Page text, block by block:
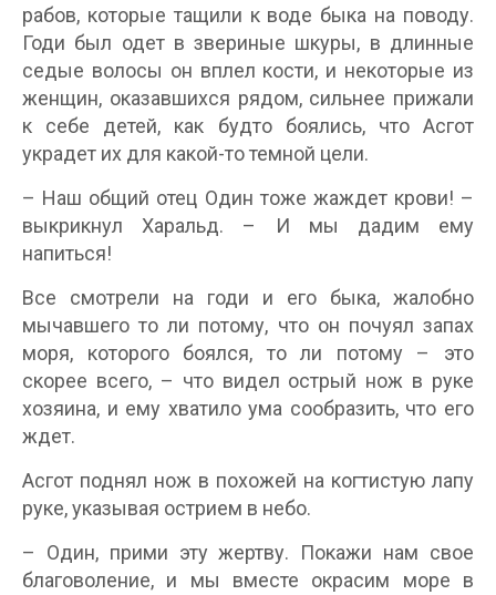
рабов, которые тащили к воде быка на поводу.
Годи был одет в звериные шкуры, в длинные
седые волосы он вплел кости, и некоторые из
женщин, оказавшихся рядом, сильнее прижали
к себе детей, как будто боялись, что Асгот
украдет их для какой-то темной цели.
– Наш общий отец Один тоже жаждет крови! –
выкрикнул Харальд. – И мы дадим ему
напиться!
Все смотрели на годи и его быка, жалобно
мычавшего то ли потому, что он почуял запах
моря, которого боялся, то ли потому – это
скорее всего, – что видел острый нож в руке
хозяина, и ему хватило ума сообразить, что его
ждет.
Асгот поднял нож в похожей на когтистую лапу
руке, указывая острием в небо.
– Один, прими эту жертву. Покажи нам свое
благоволение, и мы вместе окрасим море в